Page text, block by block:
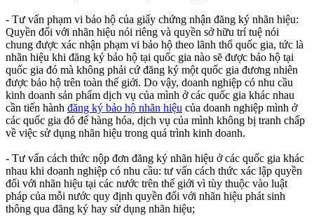
- Tư vấn phạm vi bảo hộ của giấy chứng nhận đăng ký nhãn hiệu:
Quyền đối với nhãn hiệu nói riêng và quyền sở hữu trí tuệ nói
chung được xác nhận phạm vi bảo hộ theo lãnh thổ quốc gia, tức là
nhãn hiệu khi đăng ký bảo hộ tại quốc gia nào sẽ được bảo hộ tại
quốc gia đó mà không phải cứ đăng ký một quốc gia đương nhiên
được bảo hộ trên toàn thế giới. Do vậy, doanh nghiệp có nhu cầu
kinh doanh sản phẩm dịch vụ của mình ở các quốc gia khác nhau
cần tiến hành đăng ký bảo hộ nhãn hiệu của doanh nghiệp mình ở
các quốc gia đó để hàng hóa, dịch vụ của mình không bị tranh chấp
về việc sử dụng nhãn hiệu trong quá trình kinh doanh.
- Tư vấn cách thức nộp đơn đăng ký nhãn hiệu ở các quốc gia khác
nhau khi doanh nghiệp có nhu cầu: tư vấn cách thức xác lập quyền
đối với nhãn hiệu tại các nước trên thế giới vì tùy thuộc vào luật
pháp của mỗi nước quy định quyền đối với nhãn hiệu phát sinh
thông qua đăng ký hay sử dụng nhãn hiệu;